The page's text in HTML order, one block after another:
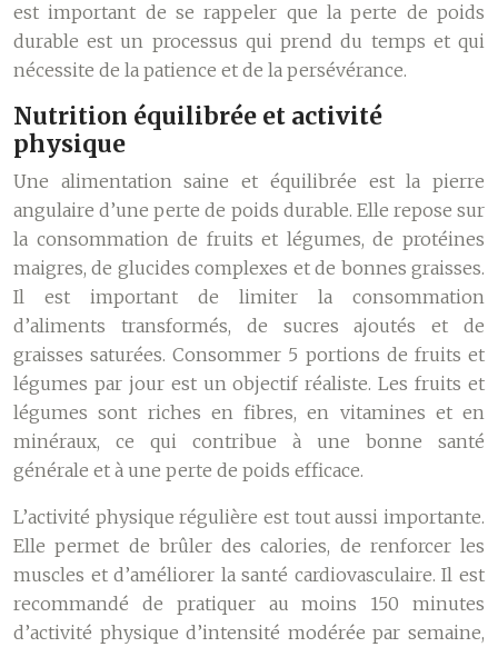
est important de se rappeler que la perte de poids
durable est un processus qui prend du temps et qui
nécessite de la patience et de la persévérance.
Nutrition équilibrée et activité
physique
Une alimentation saine et équilibrée est la pierre
angulaire d’une perte de poids durable. Elle repose sur
la consommation de fruits et légumes, de protéines
maigres, de glucides complexes et de bonnes graisses.
Il est important de limiter la consommation
d’aliments transformés, de sucres ajoutés et de
graisses saturées. Consommer 5 portions de fruits et
légumes par jour est un objectif réaliste. Les fruits et
légumes sont riches en fibres, en vitamines et en
minéraux, ce qui contribue à une bonne santé
générale et à une perte de poids efficace.
L’activité physique régulière est tout aussi importante.
Elle permet de brûler des calories, de renforcer les
muscles et d’améliorer la santé cardiovasculaire. Il est
recommandé de pratiquer au moins 150 minutes
d’activité physique d’intensité modérée par semaine,